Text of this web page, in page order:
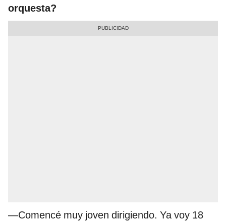
orquesta?
—Comencé muy joven dirigiendo. Ya voy 18